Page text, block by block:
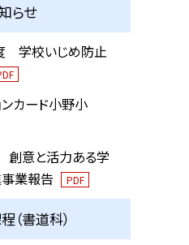
らせ
学校いじめ防止
カード小野小
意と活力ある学
事業報告
PDF
（書道科）